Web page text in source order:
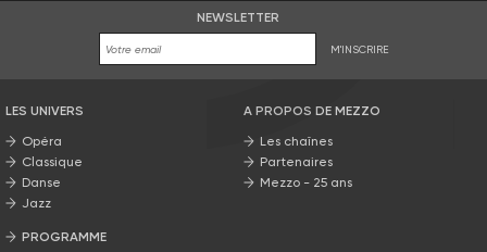
NEWSLETTER
M'INSCRIRE
LES UNIVERS
Opéra
Classique
Danse
Jazz
PROGRAMME
A PROPOS DE MEZZO
Les chaînes
Partenaires
Mezzo - 25 ans